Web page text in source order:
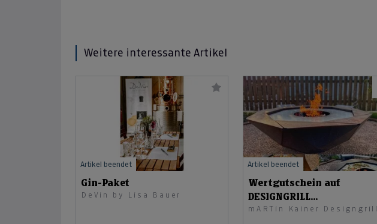
Weitere interessante Artikel
Gin-Paket
DeVin by Lisa Bauer
Artikel beendet
Wertgutschein auf
DESIGNGRILL
PRODUKTSORTIMENT
mARTin Kainer Designgrill
Artikel beendet